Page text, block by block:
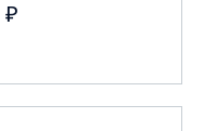
₽